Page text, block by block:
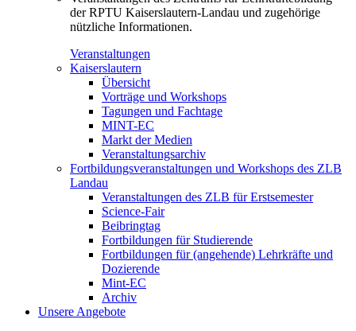
der RPTU Kaiserslautern-Landau und zugehörige
nützliche Informationen.
Veranstaltungen
Kaiserslautern
Übersicht
Vorträge und Workshops
Tagungen und Fachtage
MINT-EC
Markt der Medien
Veranstaltungsarchiv
Fortbildungsveranstaltungen und Workshops des ZLB
Landau
Veranstaltungen des ZLB für Erstsemester
Science-Fair
Beibringtag
Fortbildungen für Studierende
Fortbildungen für (angehende) Lehrkräfte und
Dozierende
Mint-EC
Archiv
Unsere Angebote